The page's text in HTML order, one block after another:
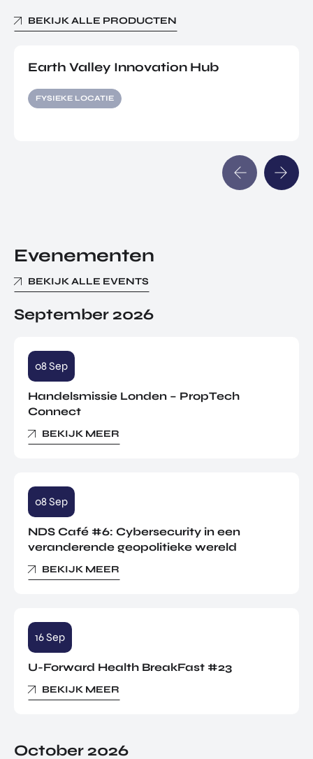
BEKIJK ALLE PRODUCTEN
Earth Valley Innovation Hub
FYSIEKE LOCATIE
Evenementen
BEKIJK ALLE EVENTS
September 2026
08 Sep
Handelsmissie Londen – PropTech
Connect
BEKIJK MEER
08 Sep
NDS Café #6: Cybersecurity in een
veranderende geopolitieke wereld
BEKIJK MEER
16 Sep
U-Forward Health BreakFast #23
BEKIJK MEER
October 2026